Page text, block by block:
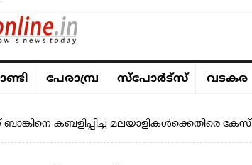
പേരാമ്പ്ര സ്പോർട്സ് വടകര
കബളിപ്പിച്ച മലയാളികൾക്കെതിരെ കേസ്